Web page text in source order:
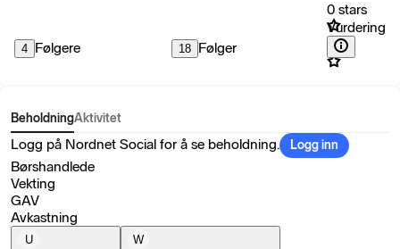
4 Følgere 18 Følger
0 stars
Vurdering
BeholdningAktivitet
Logg på Nordnet Social for å se beholdning. Logg inn
Børshandlede
Vekting
GAV
Avkastning
U
W